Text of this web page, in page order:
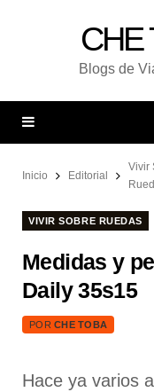
CHE
Blogs de
Inicio Editorial
Vivir
VIVIR SOBRE RUEDAS
Medidas y
Daily 35s15
POR CHE TOBA
Hace ya varios